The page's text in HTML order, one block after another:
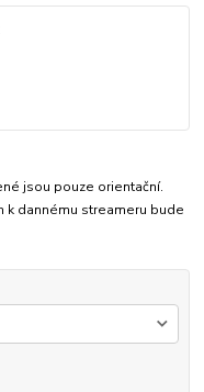
jsou pouze orientační.
k dannému streameru bude